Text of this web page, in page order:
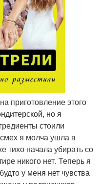
приготовление этого
но я
стоили
я молча ушла в
тихо начала убирать со
никого нет. Теперь я
у меня нет чувства